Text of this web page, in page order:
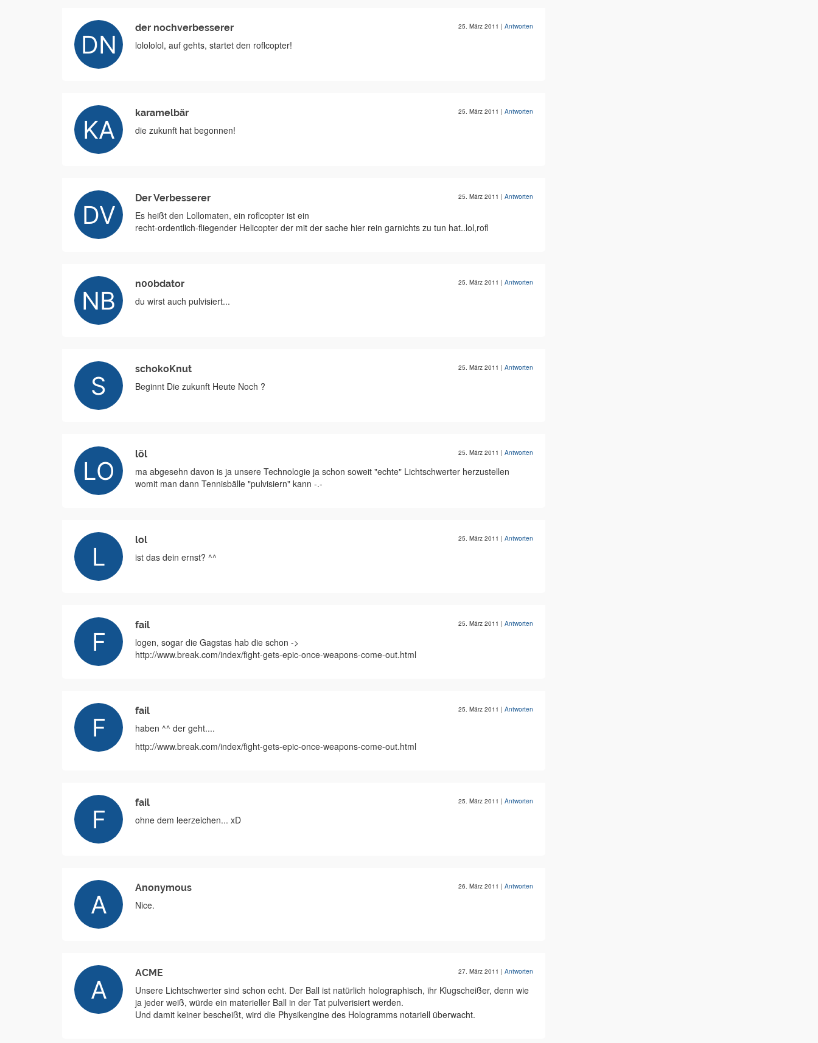
der nochverbesserer 25. März 2011 | Antworten
lolololol, auf gehts, startet den roflcopter!
karamelbär 25. März 2011 | Antworten
die zukunft hat begonnen!
Der Verbesserer 25. März 2011 | Antworten
Es heißt den Lollomaten, ein roflcopter ist ein
recht-ordentlich-fliegender Helicopter der mit der sache hier rein garnichts zu tun hat..lol,rofl
n00bdator 25. März 2011 | Antworten
du wirst auch pulvisiert...
schokoKnut 25. März 2011 | Antworten
Beginnt Die zukunft Heute Noch ?
löl 25. März 2011 | Antworten
ma abgesehn davon is ja unsere Technologie ja schon soweit "echte" Lichtschwerter herzustellen
womit man dann Tennisbälle "pulvisiern" kann -.-
lol 25. März 2011 | Antworten
ist das dein ernst? ^^
fail 25. März 2011 | Antworten
logen, sogar die Gagstas hab die schon ->
http://www.break.com/index/fight-gets-epic-once-weapons-come-out.html
fail 25. März 2011 | Antworten
haben ^^ der geht....
http://www.break.com/index/fight-gets-epic-once-weapons-come-out.html
fail 25. März 2011 | Antworten
ohne dem leerzeichen... xD
Anonymous 26. März 2011 | Antworten
Nice.
ACME 27. März 2011 | Antworten
Unsere Lichtschwerter sind schon echt. Der Ball ist natürlich holographisch, ihr Klugscheißer, denn wie
ja jeder weiß, würde ein materieller Ball in der Tat pulverisiert werden.
Und damit keiner bescheißt, wird die Physikengine des Hologramms notariell überwacht.